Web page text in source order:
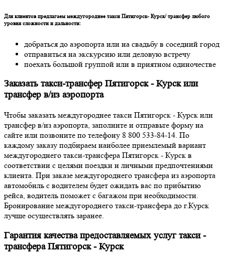
Для клиентов предлагаем междугороднее такси Пятигорск- Курск/ трансфер любого
уровня сложности и дальности:
добраться до аэропорта или на свадьбу в соседний город
отправиться на экскурсию или деловую встречу
поехать большой группой или в приятном одиночестве
Заказать такси-трансфер Пятигорск - Курск или
трансфер в/из аэропорта
Чтобы заказать междугороднее такси Пятигорск - Курск или
трансфер в/из аэропорта, заполните и отправьте форму на
сайте или позвоните по телефону 8 800 533-84-14. По
каждому заказу подбираем наиболее приемлемый вариант
междугороднего такси-трансфера Пятигорск - Курск в
соответствии с целями поездки и личными предпочтениями
клиента. При заказе междугороднего трансфера из аэропорта
автомобиль с водителем будет ожидать вас по прибытию
рейса, водитель поможет с багажом при необходимости.
Бронирование междугороднего такси-трансфера до г.Курск
лучше осуществлять заранее.
Гарантия качества предоставляемых услуг такси -
трансфера Пятигорск - Курск